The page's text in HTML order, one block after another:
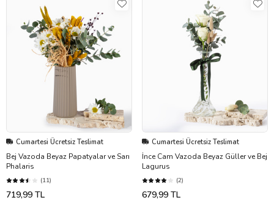
Cumartesi Ücretsiz Teslimat
Bej Vazoda Beyaz Papatyalar ve Sarı
Phalaris
(11)
719,99 TL
Cumartesi Ücretsiz Teslimat
İnce Cam Vazoda Beyaz Güller ve Bej
Lagurus
(2)
679,99 TL